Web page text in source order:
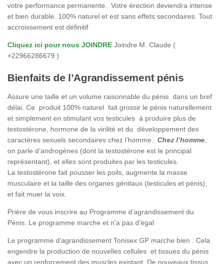
votre performance permanente. Votre érection deviendra intense
et bien durable. 100% naturel et est sans effets secondaires. Tout
accroissement est définitif
Cliquez ici pour nous JOINDRE Joindre M. Claude (
+22966286679 )
Bienfaits de l’Agrandissement pénis
Assure une taille et un volume raisonnable du pénis dans un bref
délai. Ce produit 100% naturel fait grossir le pénis naturellement
et simplement en stimulant vos testicules à produire plus de
testostérone, hormone de la virilité et du développement des
caractères sexuels secondaires chez l’homme..
Chez l’homme
on parle d’androgènes (dont la testostérone est le principal
représentant), et elles sont produites par les testicules.
La testostérone fait pousser les poils, augmente la masse
musculaire et la taille des organes génitaux (testicules et pénis),
et fait muer la voix.
Prière de vous inscrire au Programme d’agrandissement du
Pénis. Le programme marche et n’a pas d’égal
Le programme d’agrandissement Tonisex GP marche bien . Cela
engendre la production de nouvelles cellules et tissues du pénis
avec un renforcement des muscles existant. De nouveaux tissus